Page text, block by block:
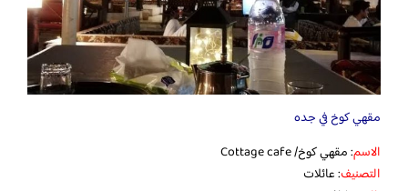
مقهي كوخ في جده
الاسم: مقهي كوخ/ Cottage cafe
التصنيف: عائلات